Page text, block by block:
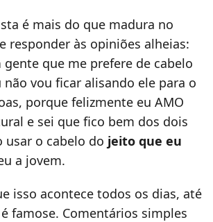
é mais do que madura no
responder às opiniões alheias:
gente que me prefere de cabelo
não vou ficar alisando ele para o
porque felizmente eu AMO
e sei que fico bem dos dois
usar o cabelo do jeito que eu
a jovem.
isso acontece todos os dias, até
famose. Comentários simples